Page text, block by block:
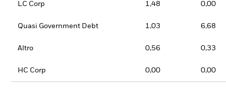
LC Corp 1,48 0,00
Quasi Government Debt 1,03 6,68
Altro 0,56 0,33
HC Corp 0,00 0,00